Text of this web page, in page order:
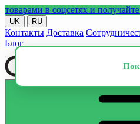
в соцсетях и получайте
UK RU
Контакты Доставка
Блог